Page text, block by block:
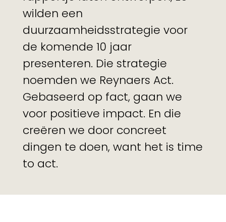
wilden een
duurzaamheidsstrategie voor
de komende 10 jaar
presenteren. Die strategie
noemden we Reynaers Act.
Gebaseerd op fact, gaan we
voor positieve impact. En die
creëren we door concreet
dingen te doen, want het is time
to act.